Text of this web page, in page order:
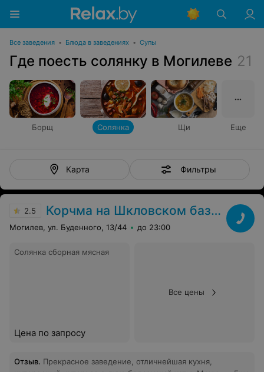
Все заведения • Блюда в заведениях • Супы
Где поесть солянку в Могилеве 21
Борщ Солянка Щи Еще
Карта Фильтры
2.5 Корчма на Шкловском базаре
Могилев, ул. Буденного, 13/44 до 23:00
Солянка сборная мясная
Цена по запросу
Все цены
Отзыв. Прекрасное заведение, отличнейшая кухня,